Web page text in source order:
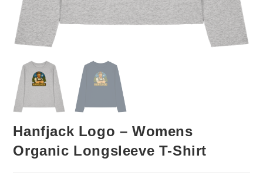
Hanfjack Logo – Womens
Organic Longsleeve T-Shirt